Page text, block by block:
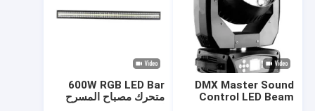
600W RGB LED Bar
متحرك مصباح المسرح
DMX Master Sound
Control LED Beam